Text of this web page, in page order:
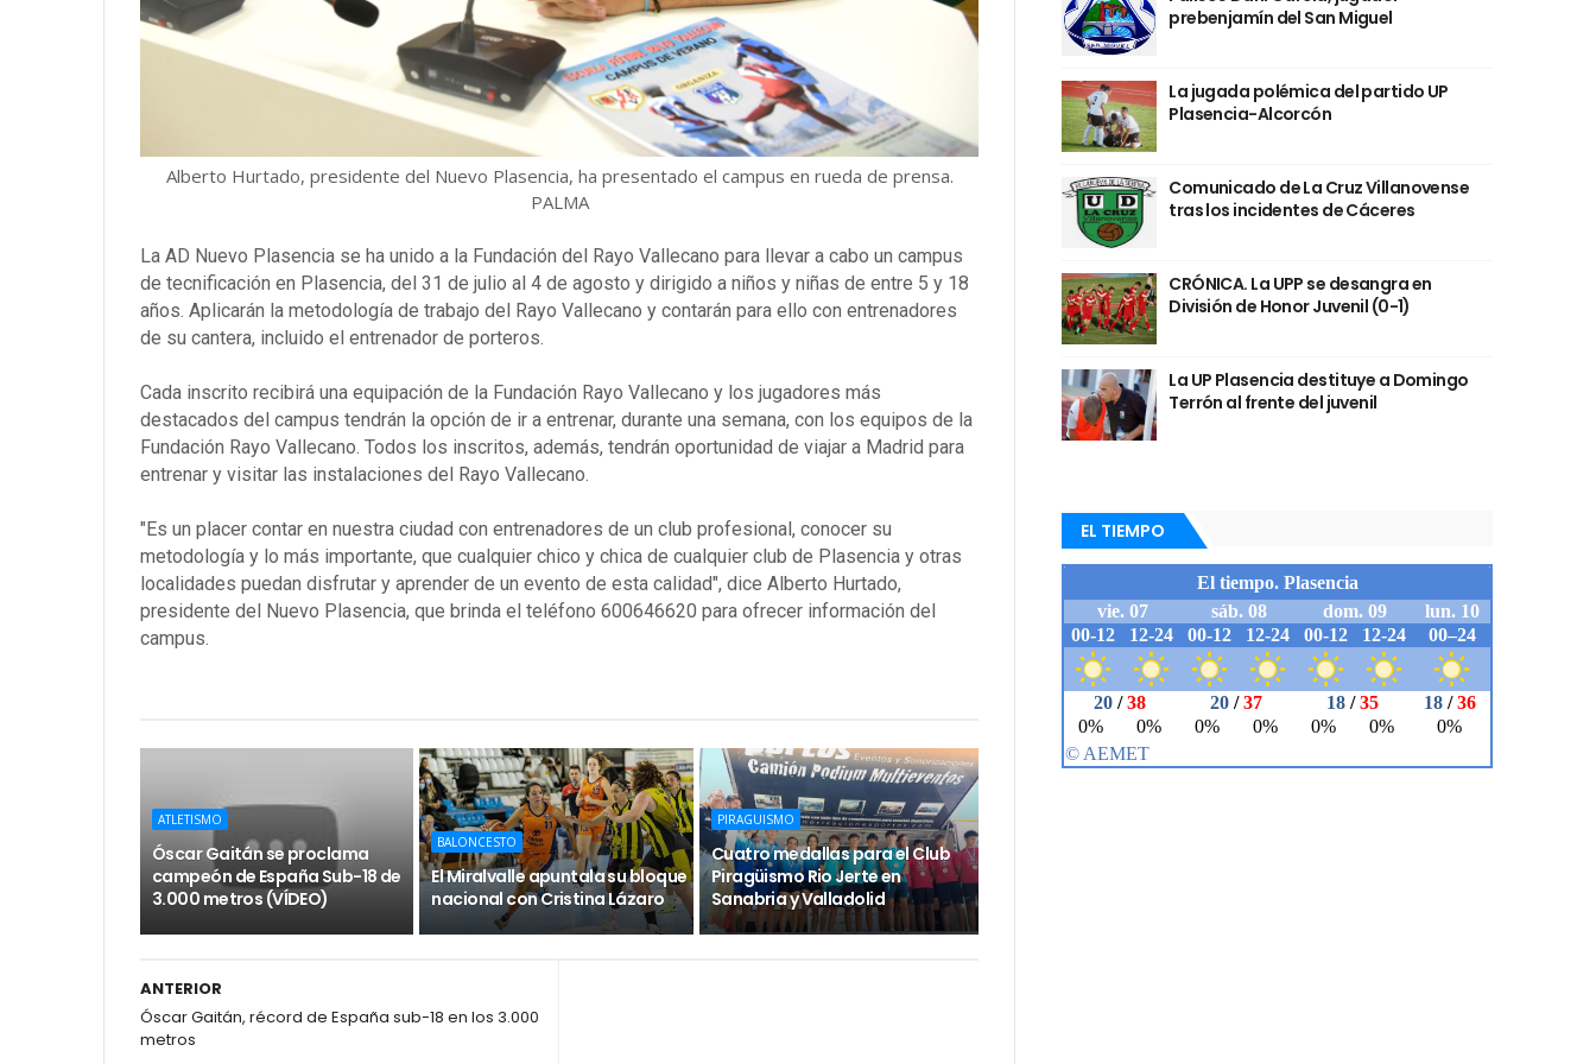
Alberto Hurtado, presidente del Nuevo Plasencia, ha presentado el campus en rueda de prensa.
PALMA
La AD Nuevo Plasencia se ha unido a la Fundación del Rayo Vallecano para llevar a cabo un campus
de tecnificación en Plasencia, del 31 de julio al 4 de agosto y dirigido a niños y niñas de entre 5 y 18
años. Aplicarán la metodología de trabajo del Rayo Vallecano y contarán para ello con entrenadores
de su cantera, incluido el entrenador de porteros.
Cada inscrito recibirá una equipación de la Fundación Rayo Vallecano y los jugadores más
destacados del campus tendrán la opción de ir a entrenar, durante una semana, con los equipos de la
Fundación Rayo Vallecano. Todos los inscritos, además, tendrán oportunidad de viajar a Madrid para
entrenar y visitar las instalaciones del Rayo Vallecano.
"Es un placer contar en nuestra ciudad con entrenadores de un club profesional, conocer su
metodología y lo más importante, que cualquier chico y chica de cualquier club de Plasencia y otras
localidades puedan disfrutar y aprender de un evento de esta calidad", dice Alberto Hurtado,
presidente del Nuevo Plasencia, que brinda el teléfono 600646620 para ofrecer información del
campus.
ATLETISMO
Óscar Gaitán se proclama
campeón de España Sub-18 de
3.000 metros (VÍDEO)
BALONCESTO
El Miralvalle apuntala su bloque
nacional con Cristina Lázaro
PIRAGUISMO
Cuatro medallas para el Club
Piragüismo Rio Jerte en
Sanabria y Valladolid
ANTERIOR
Óscar Gaitán, récord de España sub-18 en los 3.000
metros
prebenjamín del San Miguel
La jugada polémica del partido UP
Plasencia-Alcorcón
Comunicado de La Cruz Villanovense
tras los incidentes de Cáceres
CRÓNICA. La UPP se desangra en
División de Honor Juvenil (0-1)
La UP Plasencia destituye a Domingo
Terrón al frente del juvenil
EL TIEMPO